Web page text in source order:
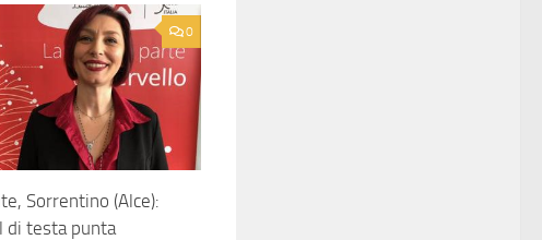
0
Sorrentino (Alce):
di testa punta